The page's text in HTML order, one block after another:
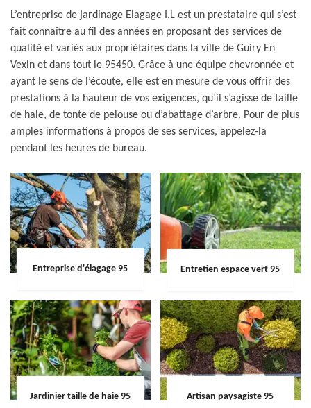
L’entreprise de jardinage Elagage I.L est un prestataire qui s’est
fait connaître au fil des années en proposant des services de
qualité et variés aux propriétaires dans la ville de Guiry En
Vexin et dans tout le 95450. Grâce à une équipe chevronnée et
ayant le sens de l’écoute, elle est en mesure de vous offrir des
prestations à la hauteur de vos exigences, qu’il s’agisse de taille
de haie, de tonte de pelouse ou d’abattage d’arbre. Pour de plus
amples informations à propos de ses services, appelez-la
pendant les heures de bureau.
Entreprise d'élagage 95 Entretien espace vert 95
Jardinier taille de haie 95 Artisan paysagiste 95